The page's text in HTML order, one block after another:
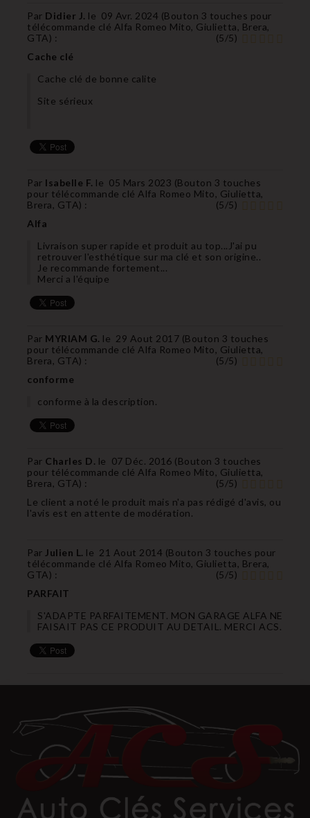
Par Didier J. le 09 Avr. 2024 (Bouton 3 touches pour
télécommande clé Alfa Romeo Mito, Giulietta, Brera,
GTA) : (5/5)
Cache clé
Cache clé de bonne calite
Site sérieux
Par Isabelle F. le 05 Mars 2023 (Bouton 3 touches
pour télécommande clé Alfa Romeo Mito, Giulietta,
Brera, GTA) : (5/5)
Alfa
Livraison super rapide et produit au top...J'ai pu
retrouver l'esthétique sur ma clé et son origine..
Je recommande fortement...
Merci a l'équipe
Par MYRIAM G. le 29 Aout 2017 (Bouton 3 touches
pour télécommande clé Alfa Romeo Mito, Giulietta,
Brera, GTA) : (5/5)
conforme
conforme à la description.
Par Charles D. le 07 Déc. 2016 (Bouton 3 touches
pour télécommande clé Alfa Romeo Mito, Giulietta,
Brera, GTA) : (5/5)
Le client a noté le produit mais n'a pas rédigé d'avis, ou
l'avis est en attente de modération.
Par Julien L. le 21 Aout 2014 (Bouton 3 touches pour
télécommande clé Alfa Romeo Mito, Giulietta, Brera,
GTA) : (5/5)
PARFAIT
S'ADAPTE PARFAITEMENT. MON GARAGE ALFA NE
FAISAIT PAS CE PRODUIT AU DETAIL. MERCI ACS.